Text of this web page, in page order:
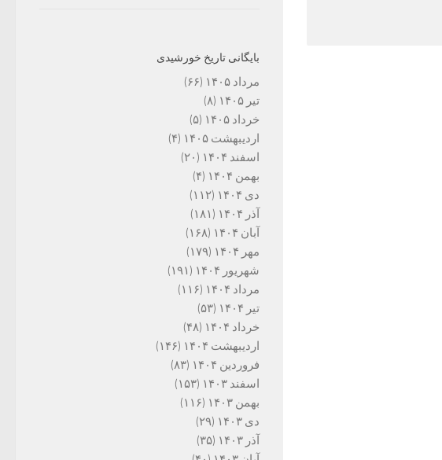
بایگانی تاریخ خورشیدی
مرداد ۱۴۰۵
(۶۶)
تیر ۱۴۰۵
(۸)
خرداد ۱۴۰۵
(۵)
اردیبهشت ۱۴۰۵
(۴)
اسفند ۱۴۰۴
(۲۰)
بهمن ۱۴۰۴
(۴)
دی ۱۴۰۴
(۱۱۲)
آذر ۱۴۰۴
(۱۸۱)
آبان ۱۴۰۴
(۱۶۸)
مهر ۱۴۰۴
(۱۷۹)
شهریور ۱۴۰۴
(۱۹۱)
مرداد ۱۴۰۴
(۱۱۶)
تیر ۱۴۰۴
(۵۳)
خرداد ۱۴۰۴
(۴۸)
اردیبهشت ۱۴۰۴
(۱۴۶)
فروردین ۱۴۰۴
(۸۳)
اسفند ۱۴۰۳
(۱۵۳)
بهمن ۱۴۰۳
(۱۱۶)
دی ۱۴۰۳
(۲۹)
آذر ۱۴۰۳
(۳۵)